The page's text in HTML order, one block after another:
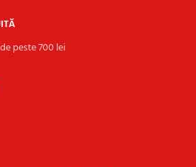
peste 700 lei